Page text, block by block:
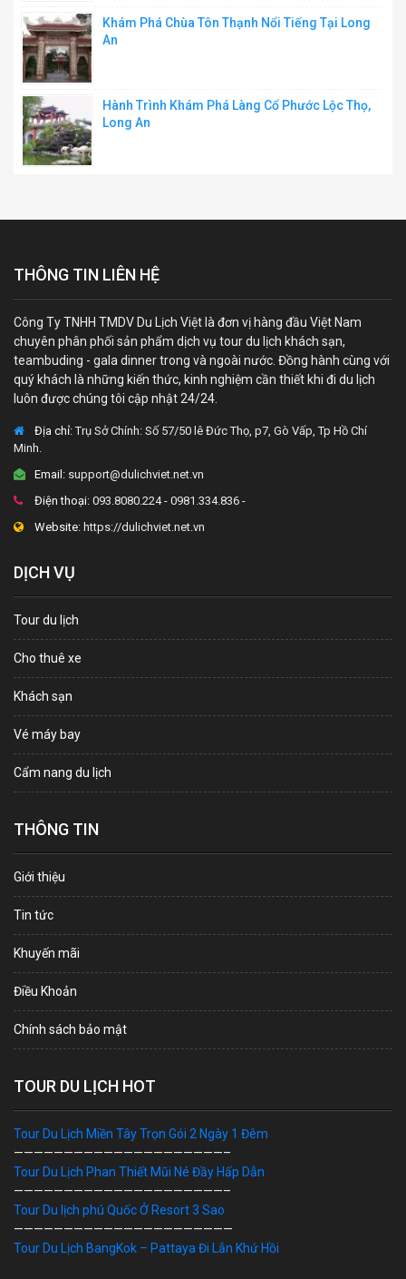
Khám Phá Chùa Tôn Thạnh Nổi Tiếng Tại Long
An
Hành Trình Khám Phá Làng Cổ Phước Lộc Thọ,
Long An
THÔNG TIN LIÊN HỆ
Công Ty TNHH TMDV Du Lịch Việt là đơn vị hàng đầu Việt Nam
chuyên phân phối sản phẩm dịch vụ tour du lịch khách sạn,
teambuding - gala dinner trong và ngoài nước. Đồng hành cùng với
quý khách là những kiến thức, kinh nghiệm cần thiết khi đi du lịch
luôn được chúng tôi cập nhật 24/24.
Địa chỉ:Trụ Sở Chính: Số 57/50 lê Đức Thọ, p7, Gò Vấp, Tp Hồ Chí
Minh.
Email: support@dulichviet.net.vn
Điện thoại: 093.8080.224 - 0981.334.836 -
Website: https://dulichviet.net.vn
DỊCH VỤ
Tour du lịch
Cho thuê xe
Khách sạn
Vé máy bay
Cẩm nang du lịch
THÔNG TIN
Giới thiệu
Tin tức
Khuyến mãi
Điều Khoản
Chính sách bảo mật
TOUR DU LỊCH HOT
Tour Du Lịch Miền Tây Trọn Gói 2 Ngày 1 Đêm
—————————————————————–
Tour Du Lịch Phan Thiết Mũi Né Đầy Hấp Dẫn
—————————————————————–
Tour Du lịch phú Quốc Ở Resort 3 Sao
——————————————————————
Tour Du Lịch BangKok – Pattaya Đi Lẫn Khứ Hồi